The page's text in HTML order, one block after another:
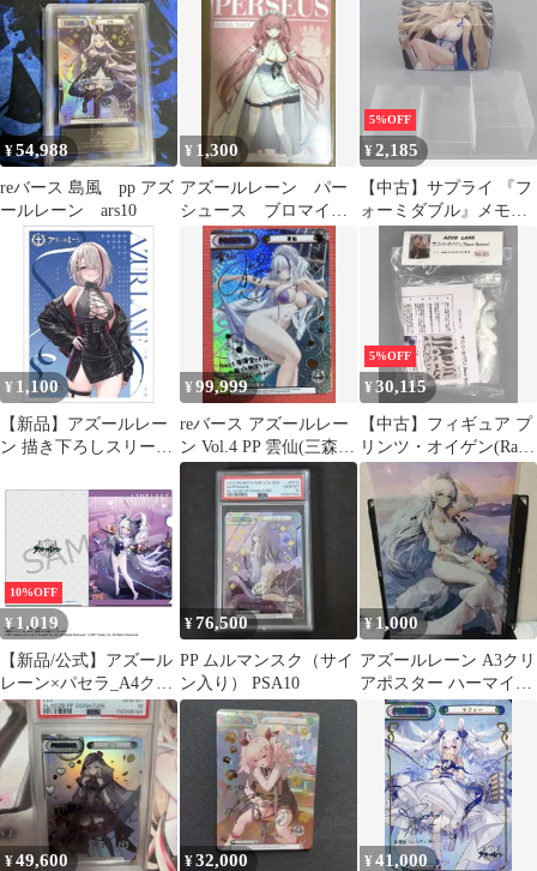
¥54,988
reバース 島風 pp アズ
ールレーン ars10
¥ 1,300
アズールレーン パー
シュース ブロマイド1
5%OFF
¥2,185
【中古】サプライ 『フ
ォーミダブル』メモリ
ーVer. デッキケースマ
ルチ 「ブロッコリート
レカアイテムくじ
EX『アズールレーン』
第4弾」 C-2賞
¥ 1,100
【新品】アズールレー
ン 描き下ろしスリーブ
ート）【正規品】
¥99,999
reバース アズールレー
ン Vol.4 PP 雲仙(三森す
ずこ虹箔押しサイン)
5%OFF
¥30,115
【中古】フィギュア プ
リンツ・オイゲン(Race
Queen) 「アズールレー
ン」 1/7 レジンキャス
トキット BOOTH限定
10%OFF
¥1,019
【新品/公式】アズール
レーン×パセラ_A4クリ
アファイル ラフィー
Ⅱ(バニーガール) 公式
グッズ colleize
¥76,500
PP ムルマンスク（サイ
ン入り） PSA10
¥ 1,000
アズールレーン A3クリ
アポスター ハーマイオ
ニー F-4賞
¥49,600 ¥32,000 ¥41,000